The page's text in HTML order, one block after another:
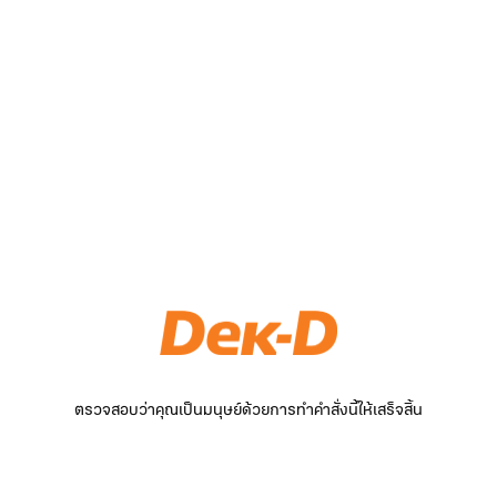
ตรวจสอบว่าคุณเป็นมนุษย์ด้วยการทำคำสั่งนี้ให้เสร็จสิ้น